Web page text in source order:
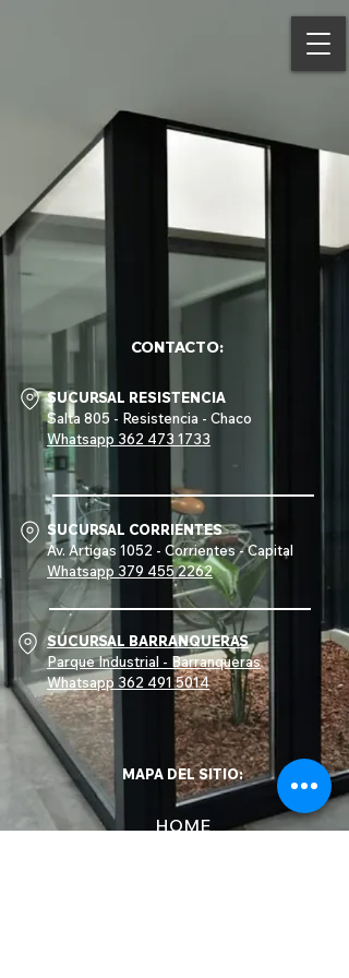
CONTACTO:
SUCURSAL RESISTENCIA
Salta 805 - Resistencia - Chaco
Whatsapp 362 473 1733
SUCURSAL CORRIENTES
Av. Artigas 1052 - Corrientes - Capital
Whatsapp 379 455 2262
SUCURSAL BARRANQUERAS
Parque Industrial - Barranqueras
Whatsapp 362 491 5014
MAPA DEL SITIO:
HOME